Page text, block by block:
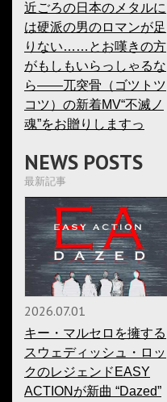
近ごろの日本のメタルに
は硬派の男のロマンが足
りない……とお嘆きの方
がもしもいらっしゃるな
ら――兀突骨（ゴツトツ
コツ）の新着MV“不滅ノ
魂”をお贈りしますっ
NEWS POSTS
最新記事
2026.07.01
キー・マルセロを擁する
スウェディッシュ・ロッ
クのレジェンドEASY
ACTIONが新曲 “Dazed”